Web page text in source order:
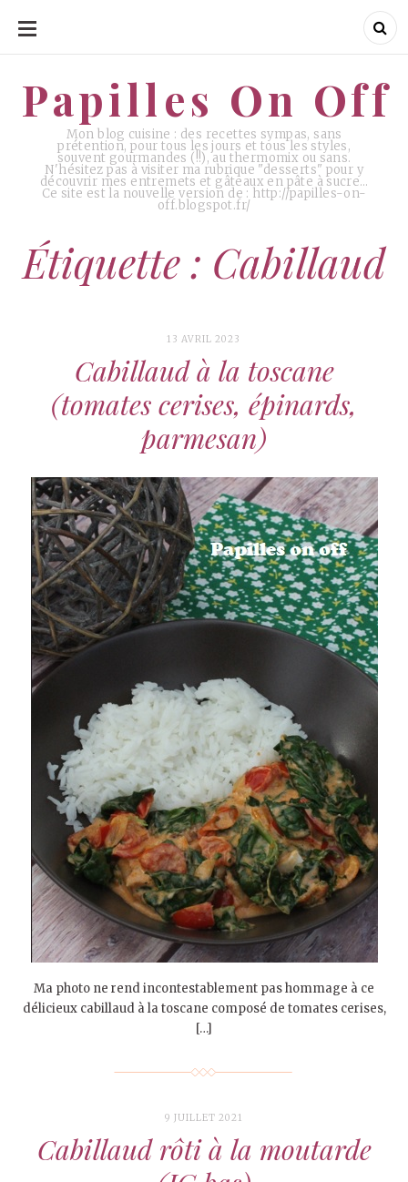
ALLER
CONTENU
Papilles On Off
Mon blog cuisine : des recettes sympas, sans
prétention, pour tous les jours et tous les styles,
souvent gourmandes (!!), au thermomix ou sans.
N'hésitez pas à visiter ma rubrique "desserts" pour y
découvrir mes entremets et gâteaux en pâte à sucre…
Ce site est la nouvelle version de : http://papilles-on-
off.blogspot.fr/
Papilles On Off
Étiquette : Cabillaud
13 AVRIL 2023
Cabillaud à la toscane
(tomates cerises, épinards,
parmesan)
Ma photo ne rend incontestablement pas hommage à ce
délicieux cabillaud à la toscane composé de tomates cerises,
[…]
9 JUILLET 2021
Cabillaud rôti à la moutarde